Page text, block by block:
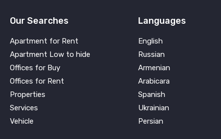
Our Searches
Apartment for Rent
Apartment Low to hide
Offices for Buy
Offices for Rent
Properties
Services
Vehicle
Languages
English
Russian
Armenian
Arabicara
Spanish
Ukrainian
Persian